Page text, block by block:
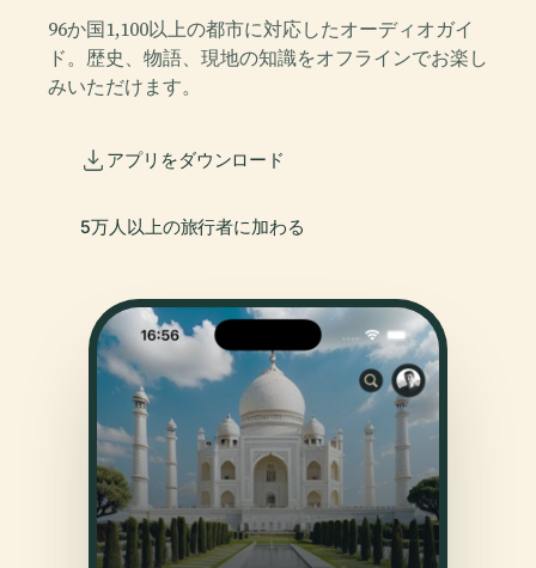
96か国1,100以上の都市に対応したオーディオガイ
ド。歴史、物語、現地の知識をオフラインでお楽し
みいただけます。
アプリをダウンロード
5万人以上の旅行者に加わる